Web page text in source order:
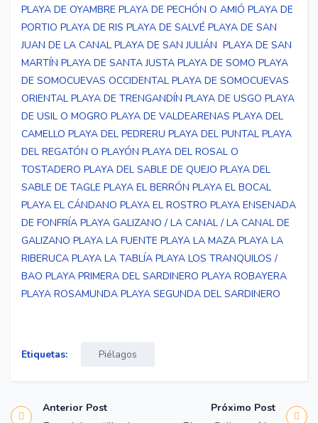
PLAYA DE OYAMBRE PLAYA DE PECHÓN O AMIÓ PLAYA DE
PORTIO PLAYA DE RIS PLAYA DE SALVÉ PLAYA DE SAN
JUAN DE LA CANAL PLAYA DE SAN JULIÁN PLAYA DE SAN
MARTÍN PLAYA DE SANTA JUSTA PLAYA DE SOMO PLAYA
DE SOMOCUEVAS OCCIDENTAL PLAYA DE SOMOCUEVAS
ORIENTAL PLAYA DE TRENGANDÍN PLAYA DE USGO PLAYA
DE USIL O MOGRO PLAYA DE VALDEARENAS PLAYA DEL
CAMELLO PLAYA DEL PEDRERU PLAYA DEL PUNTAL PLAYA
DEL REGATÓN O PLAYÓN PLAYA DEL ROSAL O
TOSTADERO PLAYA DEL SABLE DE QUEJO PLAYA DEL
SABLE DE TAGLE PLAYA EL BERRÓN PLAYA EL BOCAL
PLAYA EL CÁNDANO PLAYA EL ROSTRO PLAYA ENSENADA
DE FONFRÍA PLAYA GALIZANO / LA CANAL / LA CANAL DE
GALIZANO PLAYA LA FUENTE PLAYA LA MAZA PLAYA LA
RIBERUCA PLAYA LA TABLÍA PLAYA LOS TRANQUILOS /
BAO PLAYA PRIMERA DEL SARDINERO PLAYA ROBAYERA
PLAYA ROSAMUNDA PLAYA SEGUNDA DEL SARDINERO
Etiquetas: Piélagos
Anterior Post Próximo Post